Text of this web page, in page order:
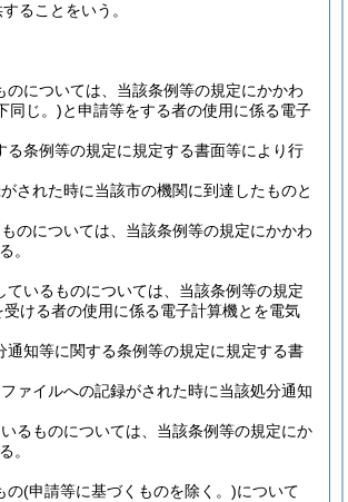
ることをいう。
については、当該条例等の規定にかかわ
同じ。)と申請等をする者の使用に係る電子
条例等の規定に規定する書面等により行
された時に当該市の機関に到達したものと
のについては、当該条例等の規定にかかわ
。
いるものについては、当該条例等の規定
ける者の使用に係る電子計算機とを電気
知等に関する条例等の規定に規定する書
ァイルへの記録がされた時に当該処分通知
るものについては、当該条例等の規定にか
。
の(申請等に基づくものを除く。)について